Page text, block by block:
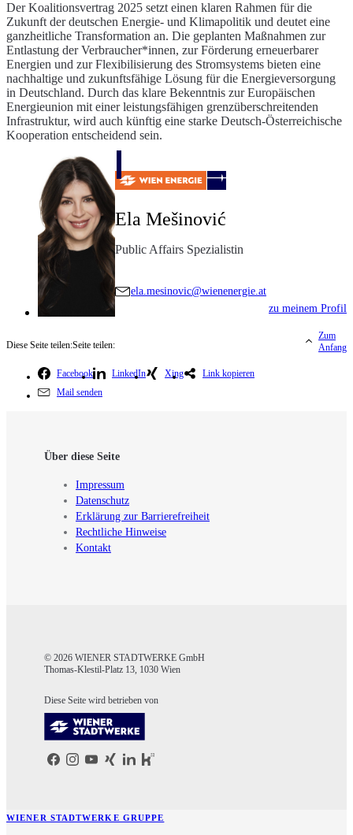
Der Koalitionsvertrag 2025 setzt einen klaren Rahmen für die
Zukunft der deutschen Energie- und Klimapolitik und deutet eine
ganzheitliche Transformation an. Die geplanten Maßnahmen zur
Entlastung der Verbraucher*innen, zur Förderung erneuerbarer
Energien und zur Flexibilisierung des Stromsystems bieten eine
nachhaltige und zukunftsfähige Lösung für die Energieversorgung
in Deutschland. Durch das klare Bekenntnis zur Europäischen
Energieunion mit einer leistungsfähigen grenzüberschreitenden
Infrastruktur, wird auch künftig eine starke Deutsch-Österreichische
Kooperation entscheidend sein.
Ela Mešinović
Public Affairs Spezialistin
ela.mesinovic@wienenergie.at
zu meinem Profil
Diese Seite teilen:Seite teilen:
Facebook LinkedIn Xing
Link kopieren
Mail senden
Zum
Anfang
Über diese Seite
Impressum
Datenschutz
Erklärung zur Barrierefreiheit
Rechtliche Hinweise
Kontakt
© 2026 WIENER STADTWERKE GmbH
Thomas-Klestil-Platz 13, 1030 Wien
Diese Seite wird betrieben von
WIENER STADTWERKE GRUPPE